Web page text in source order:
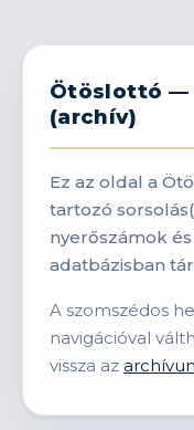
Ötöslottó —
(archív)
Ez az oldal a
tartozó
nyerőszámok
adatbázisban
A szomszédos
navigációval
vissza az